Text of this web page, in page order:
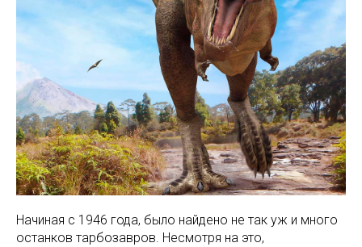
Начиная с 1946 года, было найдено не так уж и много
останков тарбозавров. Несмотря на это,